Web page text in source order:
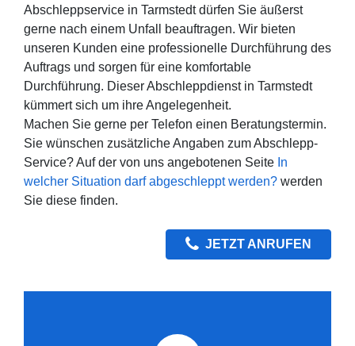
Abschleppservice in Tarmstedt dürfen Sie äußerst
gerne nach einem Unfall beauftragen. Wir bieten
unseren Kunden eine professionelle Durchführung des
Auftrags und sorgen für eine komfortable
Durchführung. Dieser Abschleppdienst in Tarmstedt
kümmert sich um ihre Angelegenheit.
Machen Sie gerne per Telefon einen Beratungstermin.
Sie wünschen zusätzliche Angaben zum Abschlepp-
Service? Auf der von uns angebotenen Seite In
welcher Situation darf abgeschleppt werden? werden
Sie diese finden.
JETZT ANRUFEN